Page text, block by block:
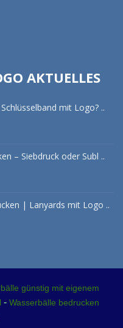
AKTUELLES
mit Logo? ..
– Siebdruck oder Subl ..
| Lanyards mit Logo ..
günstig mit eigenem
- Wasserbälle bedrucken